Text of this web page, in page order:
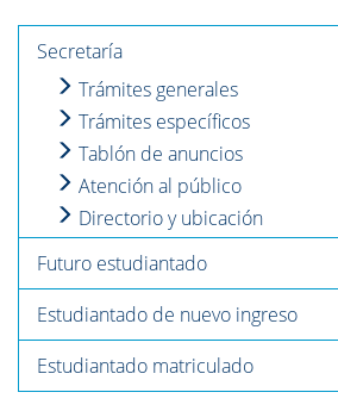
Secretaría
Trámites generales
Trámites específicos
Tablón de anuncios
Atención al público
Directorio y ubicación
Futuro estudiantado
Estudiantado de nuevo ingreso
Estudiantado matriculado